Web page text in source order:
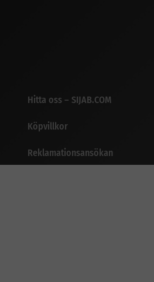
Hitta oss – SIJAB.COM
Köpvillkor
Reklamationsansökan